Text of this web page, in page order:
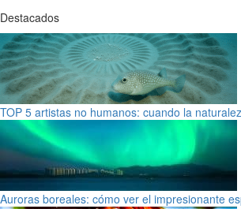
Destacados
TOP 5 artistas no humanos: cuando la
Auroras boreales: cómo ver el impresionante